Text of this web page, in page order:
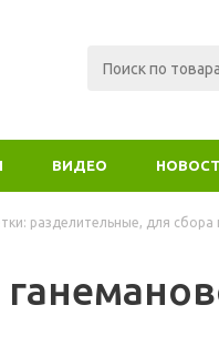
ВИДЕО
разделительные, для